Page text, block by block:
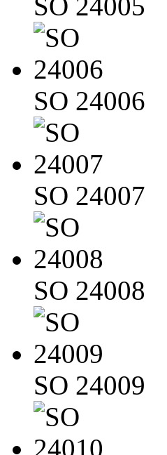
SO 24006
SO 24007
SO 24008
SO 24009